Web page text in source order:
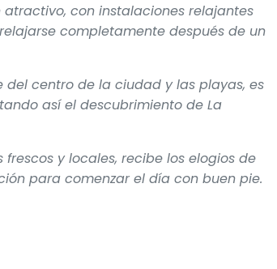
con instalaciones relajantes
completamente después de un
centro de la ciudad y las playas, es
así el descubrimiento de La
y locales, recibe los elogios de
para comenzar el día con buen pie.